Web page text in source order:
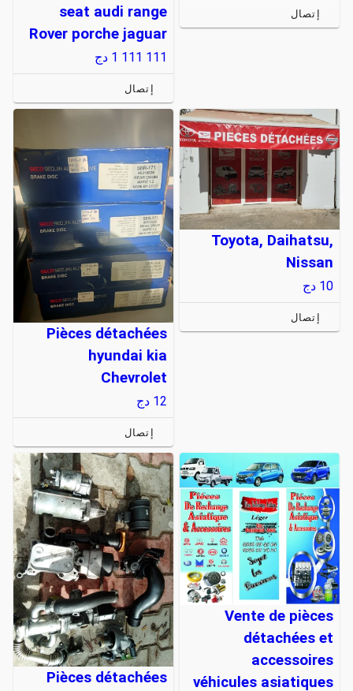
إتصال
seat audi range
Rover porche jaguar
1 111 111 دج
إتصال
Toyota, Daihatsu,
Nissan
10 دج
إتصال
Pièces détachées
hyundai kia
Chevrolet
12 دج
إتصال
Vente de pièces
détachées et
accessoires
véhicules asiatiques
Pièces détachées